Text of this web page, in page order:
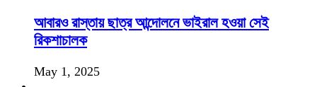
আবারও রাস্তায় ছাত্র আন্দোলনে ভাইরাল হওয়া সেই
রিকশাচালক
May 1, 2025